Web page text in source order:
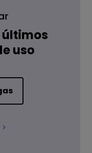
últimos
uso